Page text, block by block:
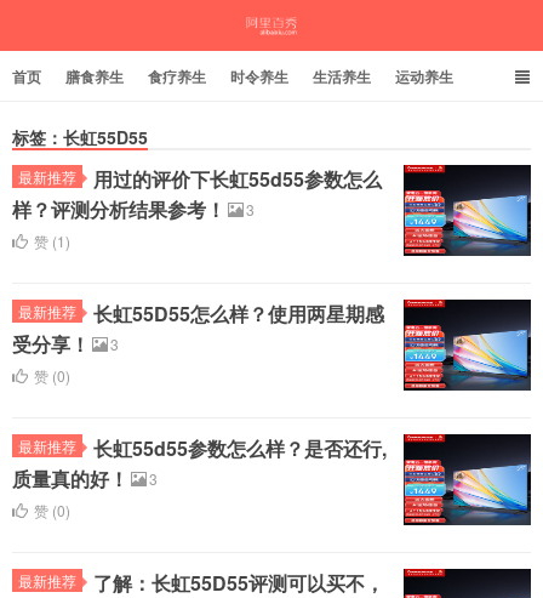
茱萸谷
首页 膳食养生 食疗养生 时令养生 生活养生 运动养生
标签：长虹55D55
最新推荐
用过的评价下长虹55d55参数怎么
样？评测分析结果参考！
3
赞 (1)
最新推荐
长虹55D55怎么样？使用两星期感
受分享！
3
赞 (0)
最新推荐
长虹55d55参数怎么样？是否还行,
质量真的好！
3
赞 (0)
最新推荐
了解：长虹55D55评测可以买不，